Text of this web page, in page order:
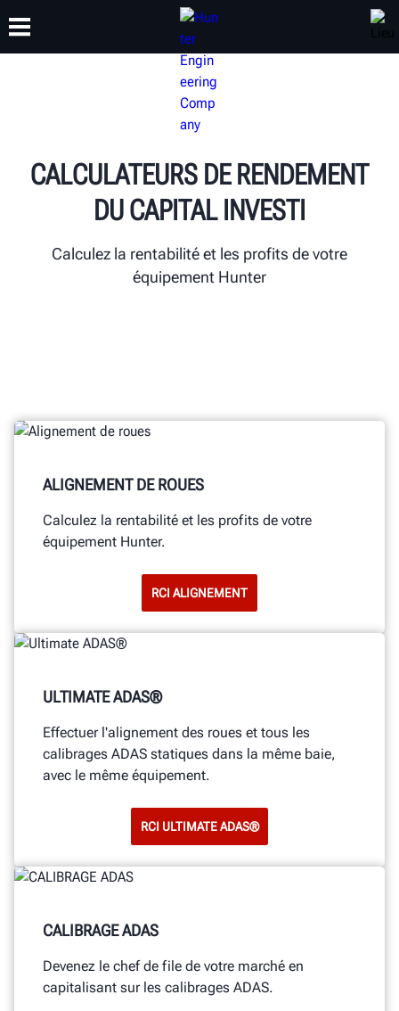
FORMATION
CALCULATEURS DE RENDEMENT
DU CAPITAL INVESTI
Calculez la rentabilité et les profits de votre
équipement Hunter
ALIGNEMENT DE ROUES
Calculez la rentabilité et les profits de votre
équipement Hunter.
RCI ALIGNEMENT
ULTIMATE ADAS®
Effectuer l'alignement des roues et tous les
calibrages ADAS statiques dans la même baie,
avec le même équipement.
RCI ULTIMATE ADAS®
CALIBRAGE ADAS
Devenez le chef de file de votre marché en
capitalisant sur les calibrages ADAS.